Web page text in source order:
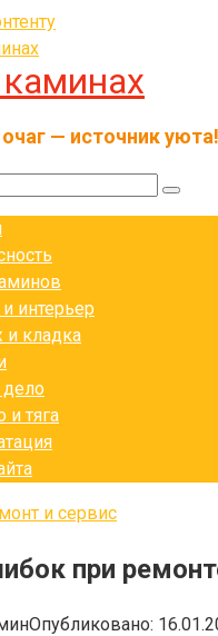
— источник уюта!
интерьер
кладка
и тяга
и сервис
при
Опубликовано: